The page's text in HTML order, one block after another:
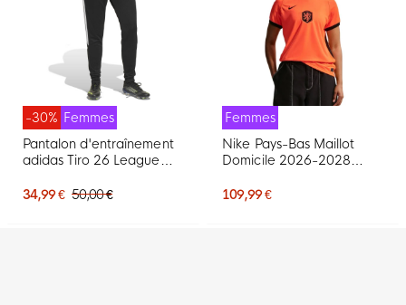
-30% Femmes
Pantalon d'entraînement
adidas Tiro 26 League
noir et blanc
34,99 € 50,00 €
Femmes
Nike Pays-Bas Maillot
Domicile 2026-2028
109,99 €